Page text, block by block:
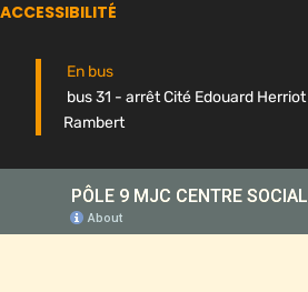
ACCESSIBILITÉ
En bus
bus 31 - arrêt Cité Edouard Herriot
Rambert